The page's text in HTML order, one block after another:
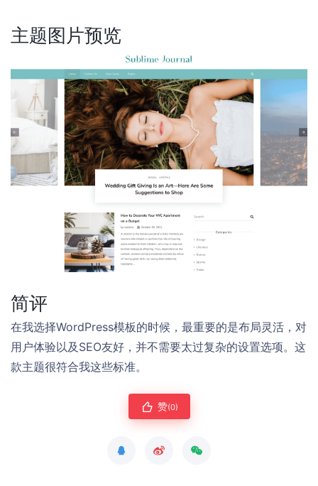
主题图片预览
简评
在我选择WordPress模板的时候，最重要的是布局灵活，对
用户体验以及SEO友好，并不需要太过复杂的设置选项。这
款主题很符合我这些标准。
赞(0)